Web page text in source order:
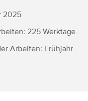
2025
225 Werktage
Arbeiten: Frühjahr